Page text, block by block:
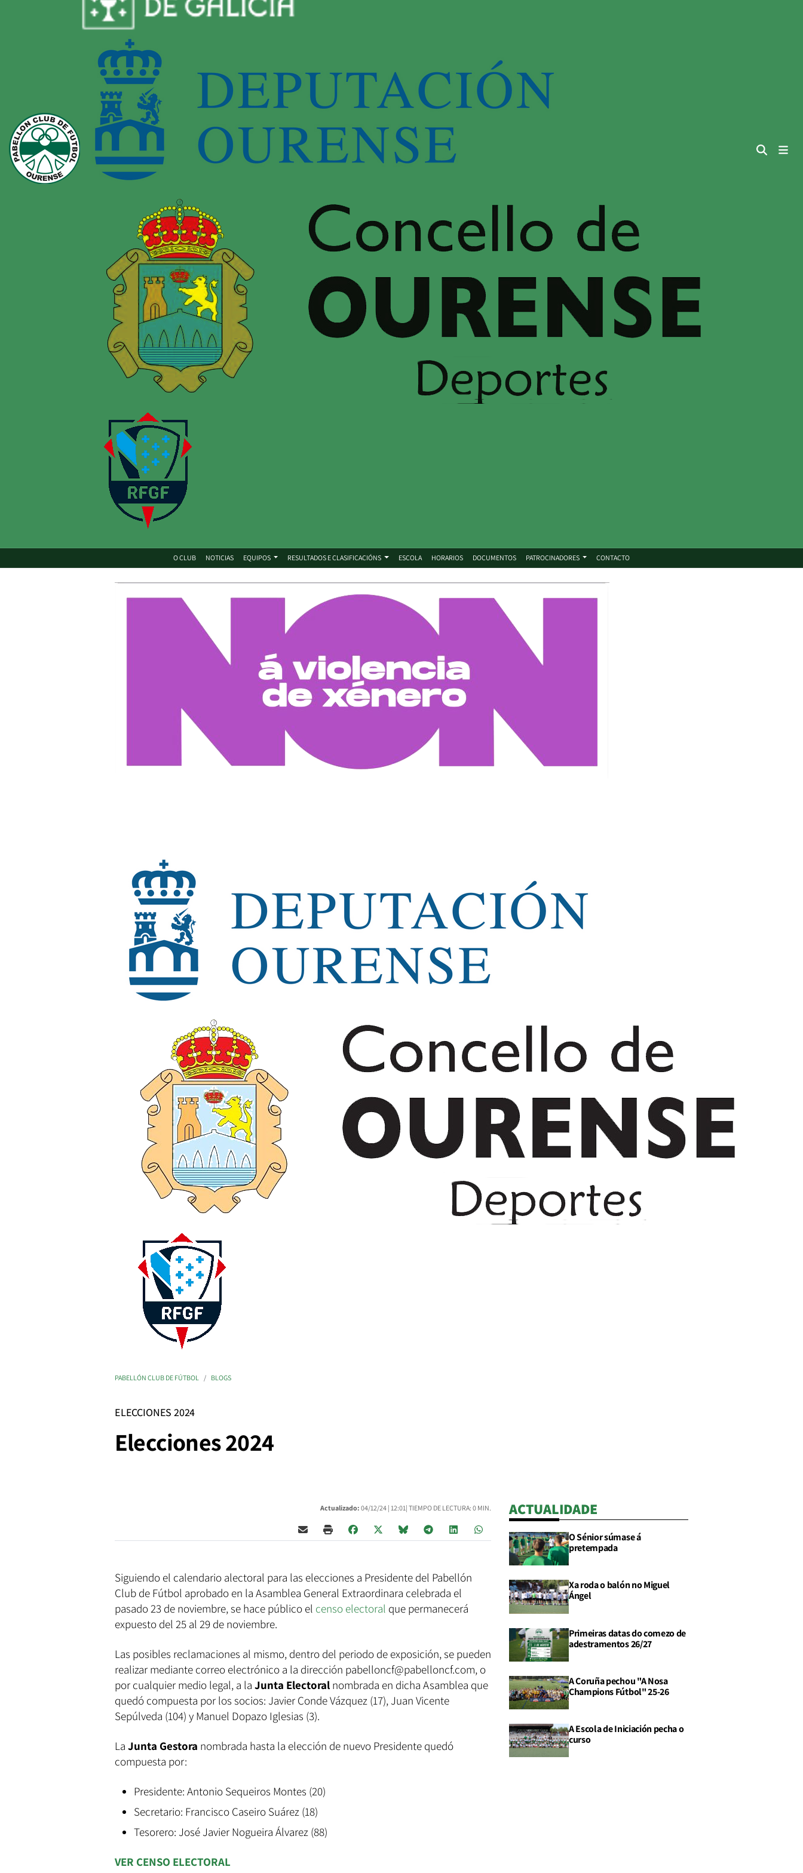
O CLUB NOTICIAS EQUIPOS RESULTADOS E CLASIFICACIÓNS ESCOLA HORARIOS DOCUMENTOS PATROCINADORES CONTACTO
PABELLÓN CLUB DE FÚTBOL BLOGS
ELECCIONES 2024
Elecciones 2024
Actualizado: 04/12/24 | 12:01| TIEMPO DE LECTURA: 0 MIN.
Siguiendo el calendario alectoral para las elecciones a Presidente del Pabellón
Club de Fútbol aprobado en la Asamblea General Extraordinara celebrada el
pasado 23 de noviembre, se hace público el censo electoral que permanecerá
expuesto del 25 al 29 de noviembre.
Las posibles reclamaciones al mismo, dentro del periodo de exposición, se pueden
realizar mediante correo electrónico a la dirección pabelloncf@pabelloncf.com, o
por cualquier medio legal, a la Junta Electoral nombrada en dicha Asamblea que
quedó compuesta por los socios: Javier Conde Vázquez (17), Juan Vicente
Sepúlveda (104) y Manuel Dopazo Iglesias (3).
La Junta Gestora nombrada hasta la elección de nuevo Presidente quedó
compuesta por:
Presidente: Antonio Sequeiros Montes (20)
Secretario: Francisco Caseiro Suárez (18)
Tesorero: José Javier Nogueira Álvarez (88)
VER CENSO ELECTORAL
ACTUALIDADE
O Sénior súmase á
pretempada
Xa roda o balón no Miguel
Ángel
Primeiras datas do comezo de
adestramentos 26/27
A Coruña pechou "A Nosa
Champions Fútbol" 25-26
A Escola de Iniciación pecha o
curso